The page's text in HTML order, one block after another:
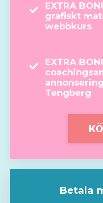
EXTRA
grafiskt
webbkurs
EXTRA
Tengberg
Betala